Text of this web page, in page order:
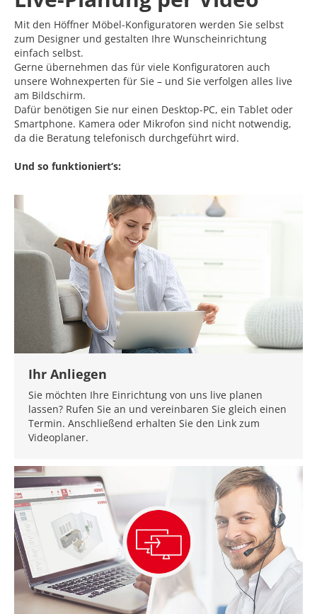
Mit den Höffner Möbel-Konfiguratoren werden Sie selbst
zum Designer und gestalten Ihre Wunscheinrichtung
einfach selbst.
Gerne übernehmen das für viele Konfiguratoren auch
unsere Wohnexperten für Sie – und Sie verfolgen alles live
am Bildschirm.
Dafür benötigen Sie nur einen Desktop-PC, ein Tablet oder
Smartphone. Kamera oder Mikrofon sind nicht notwendig,
da die Beratung telefonisch durchgeführt wird.
Und so funktioniert‘s:
Ihr Anliegen
Sie möchten Ihre Einrichtung von uns live planen
lassen? Rufen Sie an und vereinbaren Sie gleich einen
Termin. Anschließend erhalten Sie den Link zum
Videoplaner.